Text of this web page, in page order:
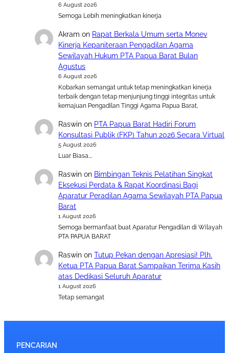
6 August 2026
Semoga Lebih meningkatkan kinerja
Akram on Rapat Berkala Umum serta Monev
Kinerja Kepaniteraan Pengadilan Agama
Sewilayah Hukum PTA Papua Barat Bulan
Agustus
6 August 2026
Kobarkan semangat untuk tetap meningkatkan kinerja
terbaik dengan tetap menjunjung tinggi integritas untuk
kemajuan Pengadilan Tinggi Agama Papua Barat,
Raswin on PTA Papua Barat Hadiri Forum
Konsultasi Publik (FKP) Tahun 2026 Secara Virtual
5 August 2026
Luar Biasa….
Raswin on Bimbingan Teknis Pelatihan Singkat
Eksekusi Perdata & Rapat Koordinasi Bagi
Aparatur Peradilan Agama Sewilayah PTA Papua
Barat
1 August 2026
Semoga bermanfaat buat Aparatur Pengadilan di Wilayah
PTA PAPUA BARAT
Raswin onTutup Pekan dengan Apresiasi! Plh.
Ketua PTA Papua Barat Sampaikan Terima Kasih
atas Dedikasi Seluruh Aparatur
1 August 2026
Tetap semangat
PENCARIAN